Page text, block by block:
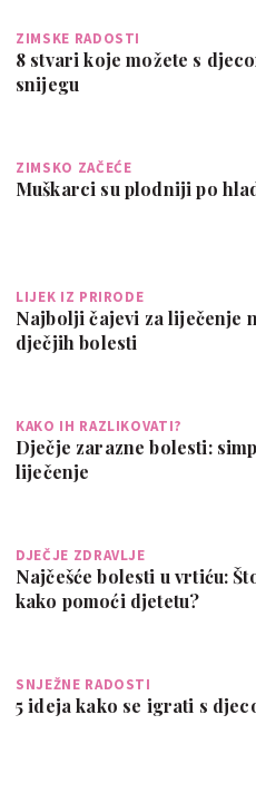
ZIMSKE RADOSTI
8 stvari koje možete s
snijegu
ZIMSKO ZAČEĆE
Muškarci su plodniji po
LIJEK IZ PRIRODE
Najbolji čajevi za liječenje
dječjih bolesti
KAKO IH RAZLIKOVATI?
Dječje zarazne bolesti:
liječenje
DJEČJE ZDRAVLJE
Najčešće bolesti u vrtiću:
kako pomoći djetetu?
SNJEŽNE RADOSTI
5 ideja kako se igrati s